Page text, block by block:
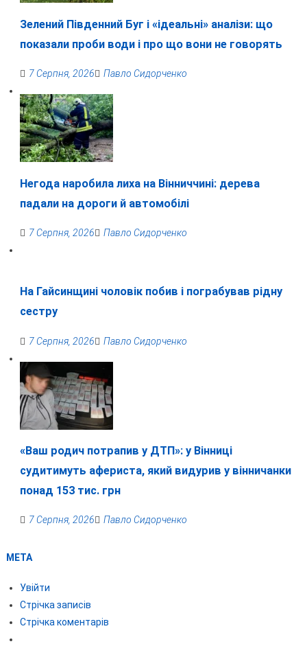
Зелений Південний Буг і «ідеальні» аналізи: що
показали проби води і про що вони не говорять
7 Серпня, 2026 Павло Сидорченко
Негода наробила лиха на Вінниччині: дерева
падали на дороги й автомобілі
7 Серпня, 2026 Павло Сидорченко
На Гайсинщині чоловік побив і пограбував рідну
сестру
7 Серпня, 2026 Павло Сидорченко
«Ваш родич потрапив у ДТП»: у Вінниці
судитимуть афериста, який видурив у вінничанки
понад 153 тис. грн
7 Серпня, 2026 Павло Сидорченко
МЕТА
Увійти
Стрічка записів
Стрічка коментарів